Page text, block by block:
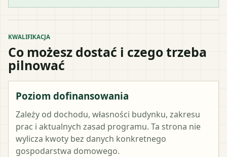
KWALIFIKACJA
Co możesz dostać i czego trzeba
pilnować
Poziom dofinansowania
Zależy od dochodu, własności budynku, zakresu
prac i aktualnych zasad programu. Ta strona nie
wylicza kwoty bez danych konkretnego
gospodarstwa domowego.